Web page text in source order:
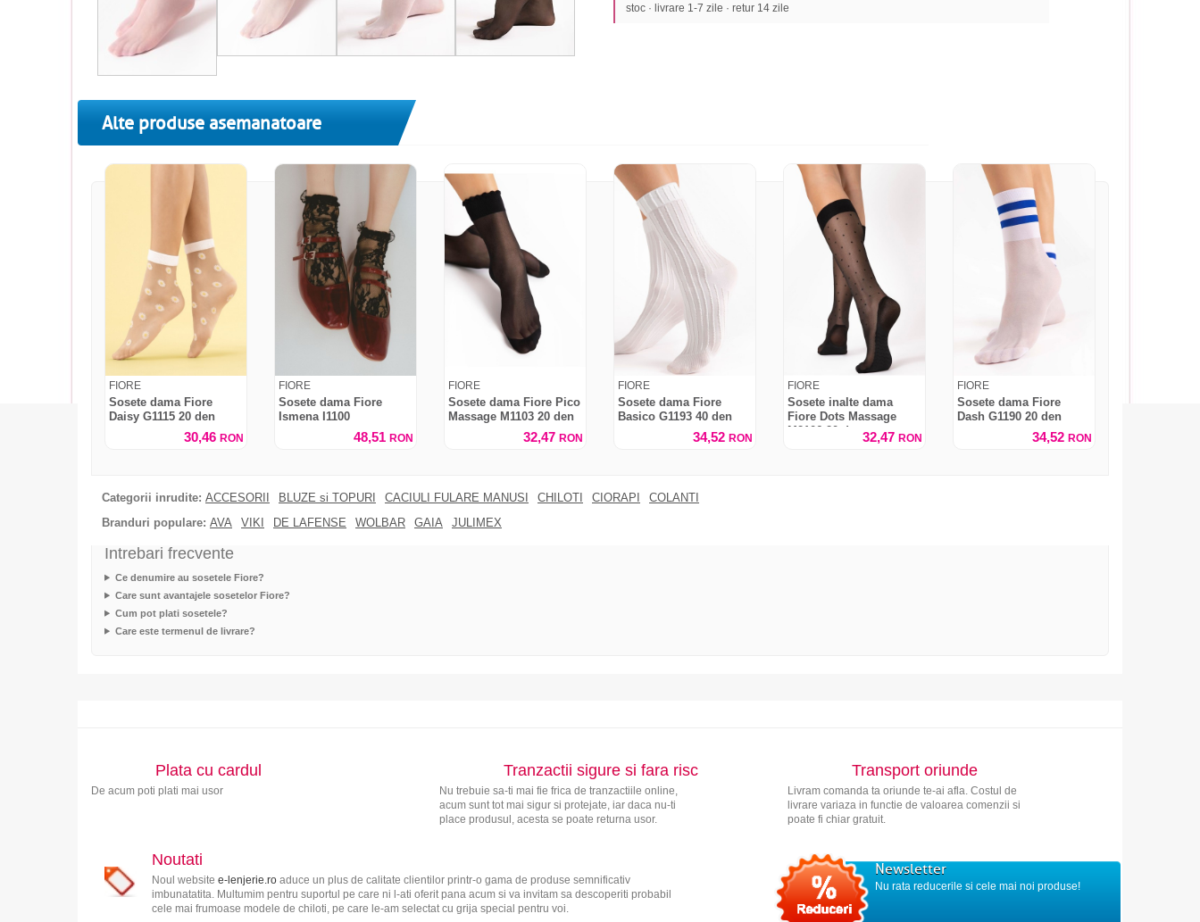
stoc · livrare 1-7 zile · retur 14 zile
Alte produse asemanatoare
FIORE
Sosete dama Fiore
Daisy G1115 20 den
30,46 RON
FIORE
Sosete dama Fiore
Ismena I1100
48,51 RON
FIORE
Sosete dama Fiore Pico
Massage M1103 20 den
32,47 RON
FIORE
Sosete dama Fiore
Basico G1193 40 den
34,52 RON
FIORE
Sosete inalte dama
Fiore Dots Massage
M2106 20 den 32,47 RON
FIORE
Sosete dama Fiore
Dash G1190 20 den
34,52 RON
Categorii inrudite: ACCESORII BLUZE si TOPURI CACIULI FULARE MANUSI CHILOTI CIORAPI
COLANTI
Branduri populare: AVA VIKI DE LAFENSE WOLBAR GAIA JULIMEX
Intrebari frecvente
Ce denumire au sosetele Fiore?
Care sunt avantajele sosetelor Fiore?
Cum pot plati sosetele?
Care este termenul de livrare?
Plata cu cardul
De acum poti plati mai usor
Tranzactii sigure si fara risc
Nu trebuie sa-ti mai fie frica de tranzactiile online,
acum sunt tot mai sigur si protejate, iar daca nu-ti
place produsul, acesta se poate returna usor.
Transport oriunde
Livram comanda ta oriunde te-ai afla. Costul de
livrare variaza in functie de valoarea comenzii si
poate fi chiar gratuit.
Noutati
Noul website e-lenjerie.roaduce un plus de calitate clientilor printr-o gama de produse semnificativ
imbunatatita. Multumim pentru suportul pe care ni l-ati oferit pana acum si va invitam sa descoperiti probabil
cele mai frumoase modele de chiloti, pe care le-am selectat cu grija special pentru voi.
Newsletter
Nu rata reducerile si cele mai noi produse!